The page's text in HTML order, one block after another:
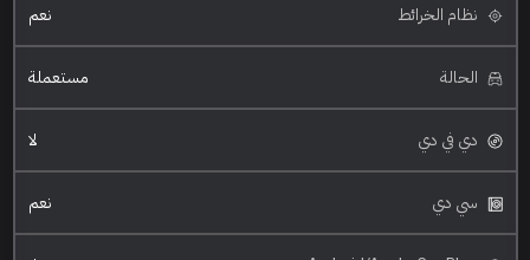
نظام الخرائط نعم
الحالة مستعملة
دي في دي لا
سي دي نعم